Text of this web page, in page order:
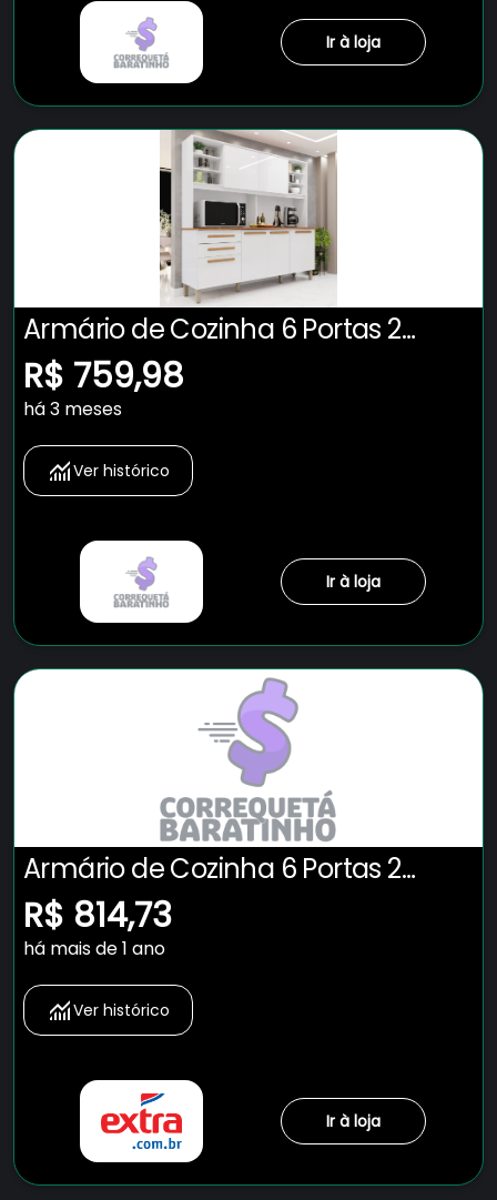
Ir à loja
Armário de Cozinha 6 Portas 2
Gavetas Adelle Yescasa
R$ 759,98
há 3 meses
Ver histórico
Ir à loja
Armário de Cozinha 6 Portas 2
Gavetas Adelle Yescasa Branco
Neve
R$ 814,73
há mais de 1 ano
Ver histórico
Ir à loja